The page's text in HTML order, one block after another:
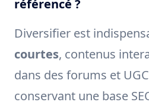
référencé ?
Diversifier est
courtes, contenus
dans des forums et
conservant une base